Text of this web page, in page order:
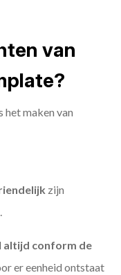
van
maken van
zijn
altijd conform de
er eenheid ontstaat